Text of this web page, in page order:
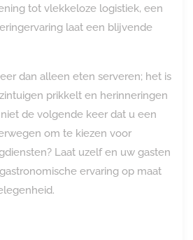
tot vlekkeloze logistiek, een
laat een blijvende
dan alleen eten serveren; het is
prikkelt en herinneringen
de volgende keer dat u een
om te kiezen voor
Laat uzelf en uw gasten
ervaring op maat